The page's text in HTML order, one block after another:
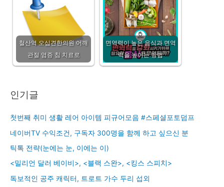
철산역 오십견한의원 어깨
관절 염증 침 치료로
면역력이 높은 음식과 면역
력을 높이는 방법
인기글
첫번째 취미 생활 레어 아이템 피규어모음 #스페셜포토덤프
네이버TV 수익조건, 구독자 300명을 함께 하고 싶으신 분
틱톡 전략(눈에는 눈, 이에는 이)
<밀리언 달러 베이비>, <블랙 스완>, <킹스 스피치>
독보적인 공주 캐릭터, 트로트 가수 두리 섭외